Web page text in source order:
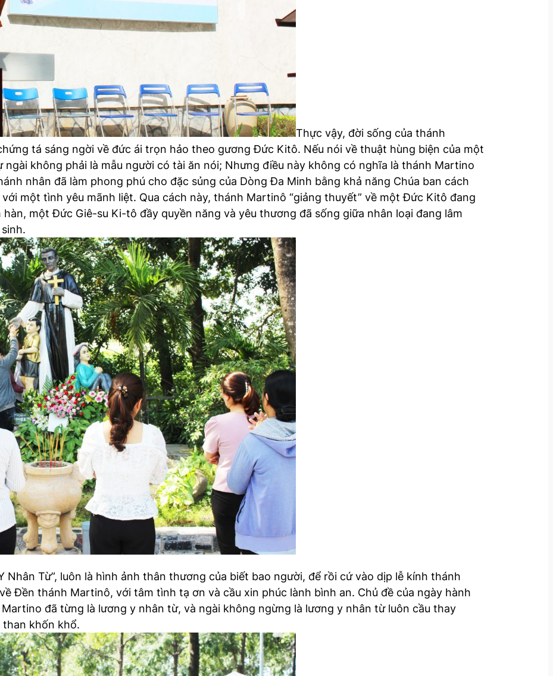
Thực vậy, đời sống của thánh
tá sáng ngời về đức ái trọn hảo theo gương Đức Kitô. Nếu nói về thuật hùng biện của một
không phải là mẫu người có tài ăn nói; Nhưng điều này không có nghĩa là thánh Martino
nhân đã làm phong phú cho đặc sủng của Dòng Đa Minh bằng khả năng Chúa ban cách
một tình yêu mãnh liệt. Qua cách này, thánh Martinô “giảng thuyết” về một Đức Kitô đang
một Đức Giê-su Ki-tô đầy quyền năng và yêu thương đã sống giữa nhân loại đang lâm
Nhân Từ”, luôn là hình ảnh thân thương của biết bao người, để rồi cứ vào dịp lễ kính thánh
Đền thánh Martinô, với tâm tình tạ ơn và cầu xin phúc lành bình an. Chủ đề của ngày hành
đã từng là lương y nhân từ, và ngài không ngừng là lương y nhân từ luôn cầu thay
than khốn khổ.